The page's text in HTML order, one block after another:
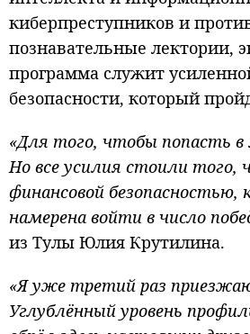
киберпреступников и
познавательные лектории,
программа служит
безопасности, который
«Для того, чтобы попасть
Но все усилия стоили
финансовой безопасностью,
намерена войти в число
из Тулы Юлия Крутилина.
«Я уже третий раз
Углублённый уровень